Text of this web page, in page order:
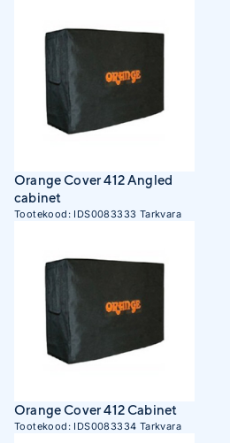
Orange Cover 412 Angled
cabinet
Tootekood: IDS0083333 Tarkvara
Orange Cover 412 Cabinet
Tootekood: IDS0083334 Tarkvara